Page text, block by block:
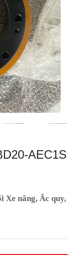
AEC1S
Xe nâng, Ắc quy,